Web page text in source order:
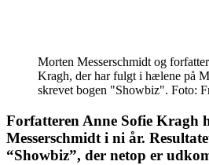
Morten Messerschmidt og
Kragh, der har fulgt i hælene på
skrevet bogen "Showbiz". Foto:
Forfatteren Anne Sofie Kragh
Messerschmidt i ni år.
“Showbiz”, der netop er